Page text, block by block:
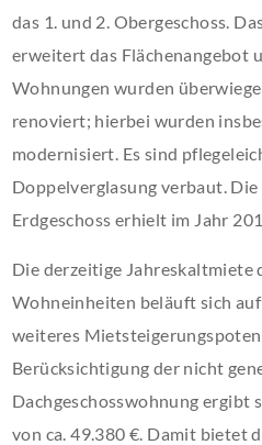
das 1. und 2. Obergeschoss.
erweitert das Flächenangebot
Wohnungen wurden
renoviert; hierbei wurden
modernisiert. Es sind
Doppelverglasung verbaut.
Erdgeschoss erhielt im Jahr
Die derzeitige Jahreskaltmiete
Wohneinheiten beläuft sich
weiteres
Berücksichtigung der nicht
Dachgeschosswohnung ergibt
von ca. 49.380 €. Damit bietet